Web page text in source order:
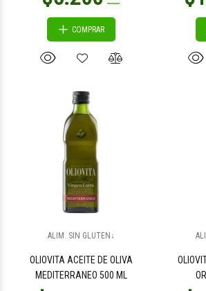
COMPRAR
ALIM. SIN GLUTEN↓
OLIOVITA ACEITE DE OLIVA
MEDITERRANEO 500 ML